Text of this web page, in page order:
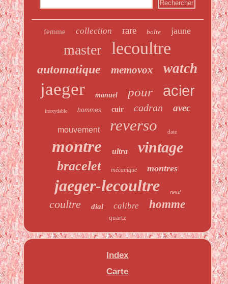
femme collection rare boîte jaune
master lecoultre
automatique memovox watch
jaeger manuel pour acier
inoxydable hommes cuir cadran avec
mouvement reverso date
montre ultra vintage
bracelet mécanique montres
jaeger-lecoultre neuf
coultre dial calibre homme
quartz
Index
Carte